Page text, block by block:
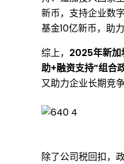
：
提
供
新币，支持企业数
基金10亿新币，助
综上， 2025年新加
助+融资支持”组合
又助力企业长期竞
除了公司税回扣，